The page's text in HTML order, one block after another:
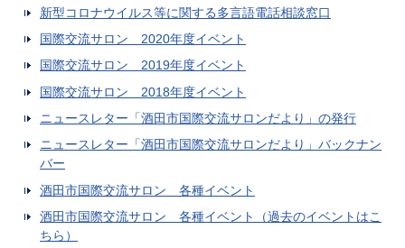
新型コロナウイルス等に関する多言語電話相談窓口
国際交流サロン 2020年度イベント
国際交流サロン 2019年度イベント
国際交流サロン 2018年度イベント
ニュースレター「酒田市国際交流サロンだより」の発行
ニュースレター「酒田市国際交流サロンだより」バックナン
バー
酒田市国際交流サロン 各種イベント
酒田市国際交流サロン 各種イベント（過去のイベントはこ
ちら）